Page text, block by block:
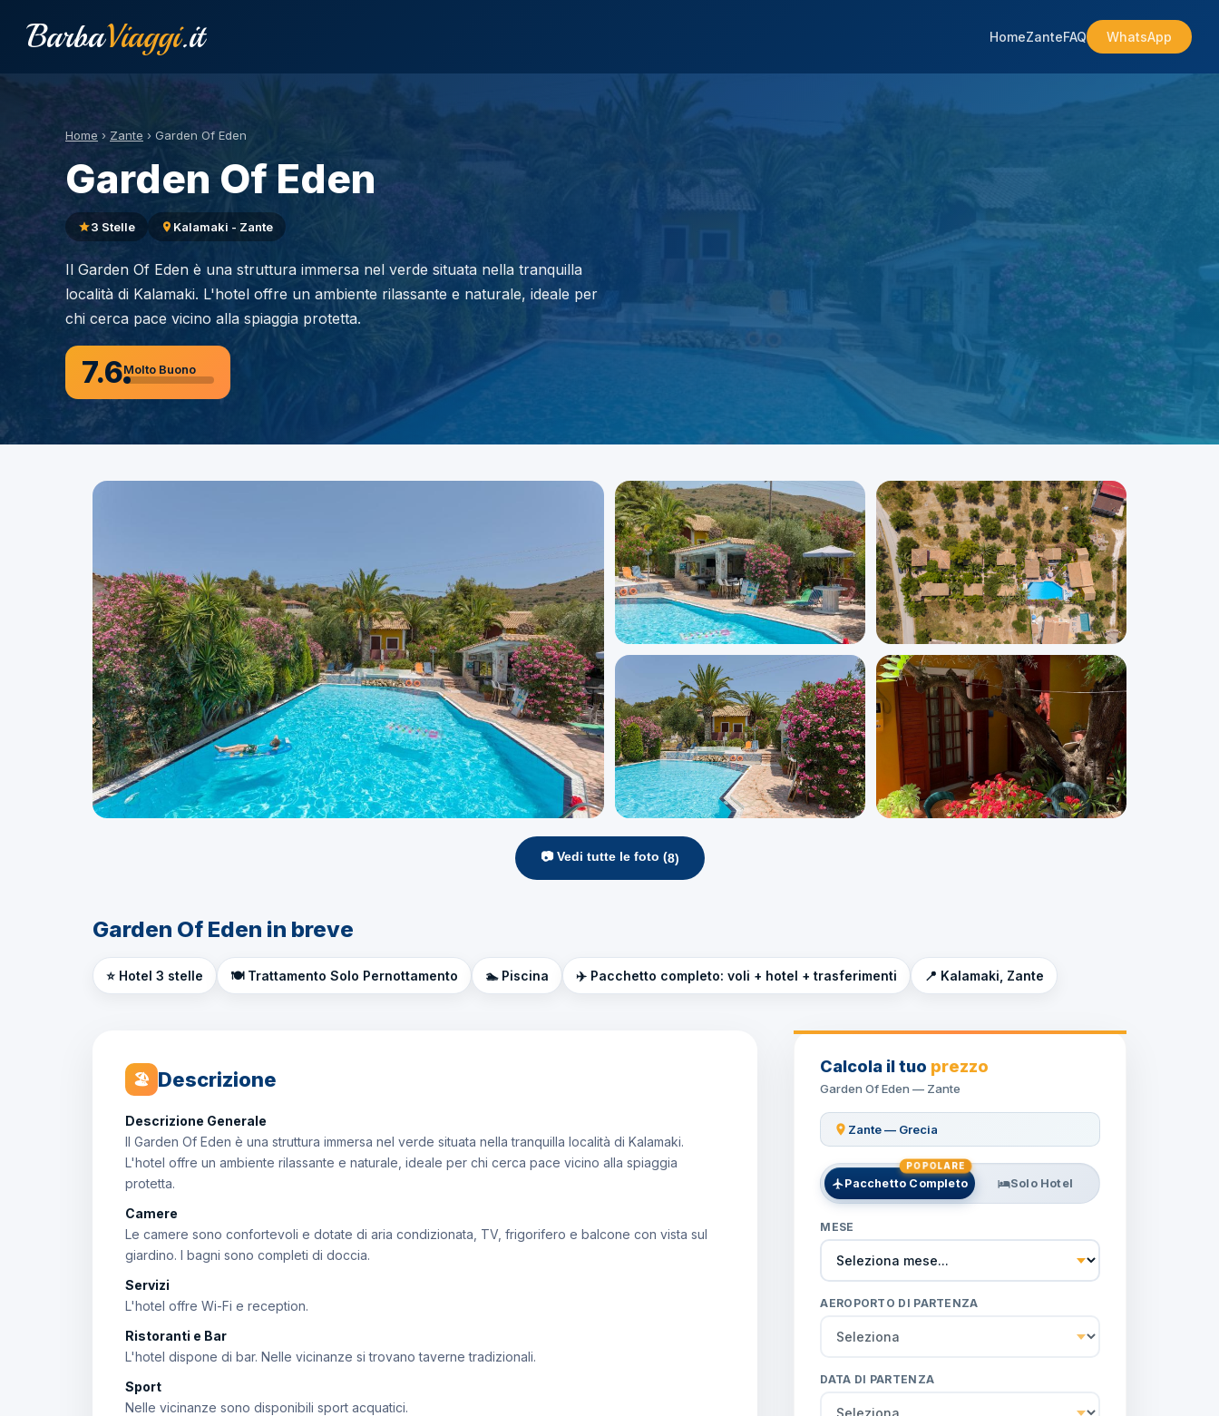
BarbaViaggi.it HomeZanteFAQ WhatsApp
Home › Zante › Garden Of Eden
Garden Of Eden
3 Stelle Kalamaki - Zante
Il Garden Of Eden è una struttura immersa nel verde situata nella tranquilla
località di Kalamaki. L'hotel offre un ambiente rilassante e naturale, ideale per
chi cerca pace vicino alla spiaggia protetta.
7.6Molto Buono
📷 Vedi tutte le foto (8)
Garden Of Eden in breve
⭐ Hotel 3 stelle 🍽️ Trattamento Solo Pernottamento 🏊 Piscina ✈️ Pacchetto completo: voli + hotel + trasferimenti 📍 Kalamaki, Zante
🏖 Descrizione
Descrizione Generale
Il Garden Of Eden è una struttura immersa nel verde situata nella tranquilla località di Kalamaki.
L'hotel offre un ambiente rilassante e naturale, ideale per chi cerca pace vicino alla spiaggia
protetta.
Camere
Le camere sono confortevoli e dotate di aria condizionata, TV, frigorifero e balcone con vista sul
giardino. I bagni sono completi di doccia.
Servizi
L'hotel offre Wi-Fi e reception.
Ristoranti e Bar
L'hotel dispone di bar. Nelle vicinanze si trovano taverne tradizionali.
Sport
Nelle vicinanze sono disponibili sport acquatici.
Calcola il tuo prezzo
Garden Of Eden — Zante
Zante — Grecia
Pacchetto Completo
POPOLARE
Solo Hotel
MESE
AEROPORTO DI PARTENZA
DATA DI PARTENZA